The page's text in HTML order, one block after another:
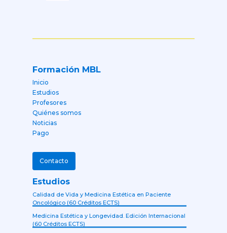
Formación MBL
Inicio
Estudios
Profesores
Quiénes somos
Noticias
Pago
Contacto
Estudios
Calidad de Vida y Medicina Estética en Paciente
Oncológico (60 Créditos ECTS)
Medicina Estética y Longevidad. Edición Internacional
(60 Créditos ECTS)